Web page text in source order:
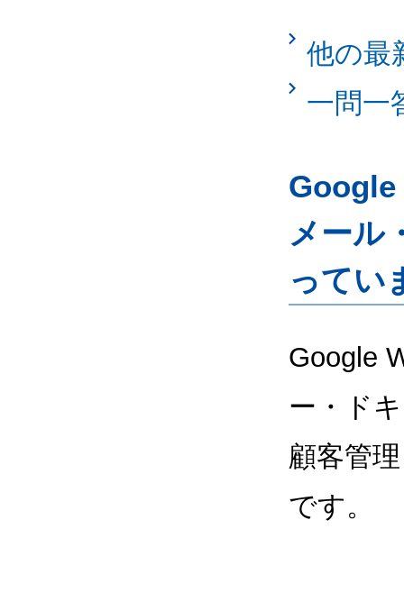
他の最
一問一
Google
メール
ってい
Google
ー・ド
顧客管
です。